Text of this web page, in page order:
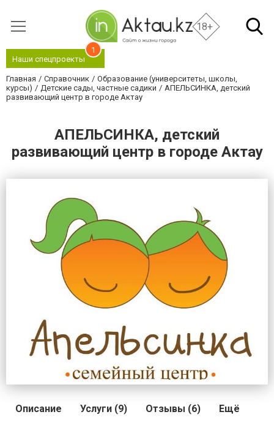
18+
Наши спецпроекты
1
Главная Справочник
Образование (университеты, школы,
курсы)
Детские сады, частные садики
АПЕЛЬСИНКА, детский
развивающий центр в городе Актау
АПЕЛЬСИНКА, детский
развивающий центр в городе Актау
Описание Услуги (9) Отзывы (6) Ещё